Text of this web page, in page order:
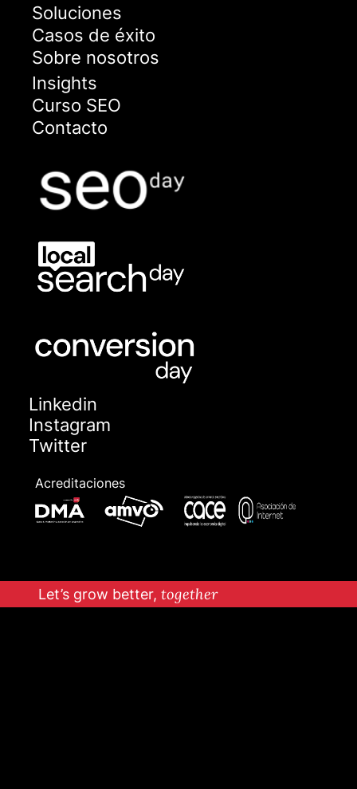
Soluciones
Casos de éxito
Sobre nosotros
Insights
Curso SEO
Contacto
Linkedin
Instagram
Twitter
Acreditaciones
Let’s grow better, together